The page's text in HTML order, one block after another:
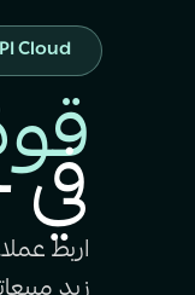
Cloud
اربط